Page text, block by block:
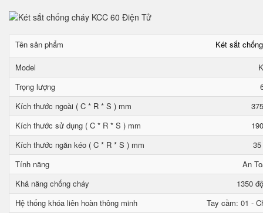
Tên sản phẩm Két sắt
Model
Trọng lượng
Kích thước ngoài ( C * R * S ) mm
Kích thước sử dụng ( C * R * S ) mm
Kích thước ngăn kéo ( C * R * S ) mm
Tính năng
An
Khả năng chống cháy
1350
Hệ thống khóa liên hoàn thông minh
Tay cầm: 01 -